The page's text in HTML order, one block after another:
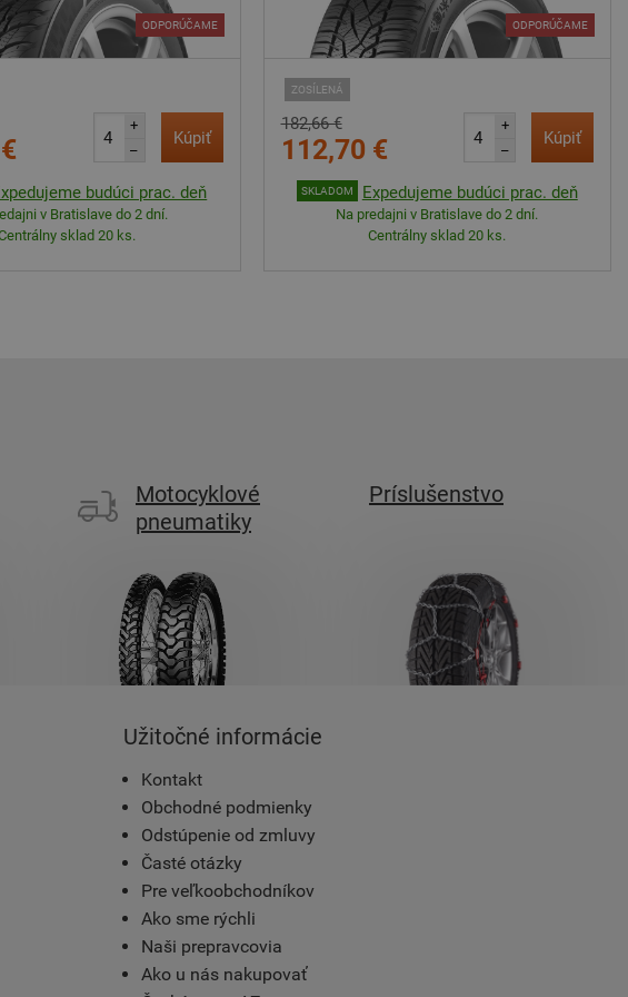
ODPORÚČAME
+
–
Kúpiť
budúci prac. deň
v Bratislave do 2 dní.
sklad 20 ks.
ZOSÍLENÁ
ODPORÚČAME
182,66 €
112,70 €
+
–
Kúpiť
SKLADOM Expedujeme budúci prac. deň
Na predajni v Bratislave do 2 dní.
Centrálny sklad 20 ks.
Motocyklové
pneumatiky
Príslušenstvo
Užitočné informácie
Kontakt
Obchodné podmienky
Odstúpenie od zmluvy
Časté otázky
Pre veľkoobchodníkov
Ako sme rýchli
Naši prepravcovia
Ako u nás nakupovať